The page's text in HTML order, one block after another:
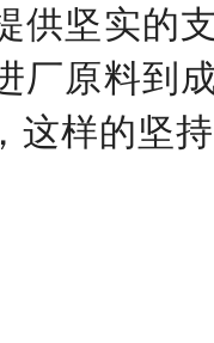
供坚实的
厂原料到
这样的坚